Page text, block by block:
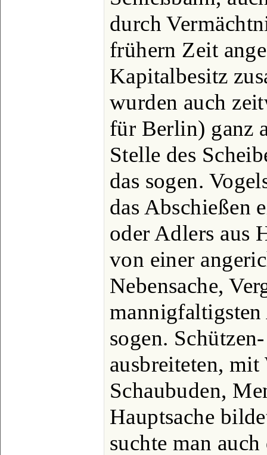
durch
frühern Zeit
Kapitalbesitz
wurden auch
für Berlin) ganz
Stelle des
das sogen.
das Abschießen
oder Adlers aus
von einer
Nebensache,
sogen.
ausbreiteten,
Schaubuden,
Hauptsache
suchte man